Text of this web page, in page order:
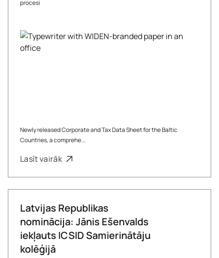
procesi
Newly released Corporate and Tax Data Sheet for the Baltic
Countries, a comprehe...
Lasīt vairāk
Latvijas Republikas
nominācija: Jānis Ešenvalds
iekļauts ICSID Samierinātāju
kolēģijā